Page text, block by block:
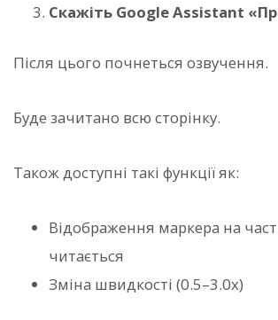
Скажіть Google Assistant
Після цього почнеться озвучення.
Буде зачитано всю сторінку.
Також доступні такі функції як:
Відображення маркера на
читається
Зміна швидкості (0.5–3.0x)